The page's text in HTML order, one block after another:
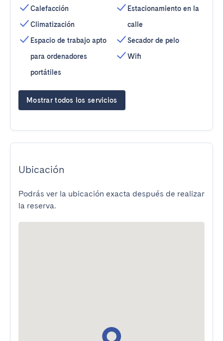
Calefacción
Climatización
Espacio de trabajo apto
para ordenadores
portátiles
Estacionamiento en la
calle
Secador de pelo
Wifi
Mostrar todos los servicios
Ubicación
Podrás ver la ubicación exacta después de realizar
la reserva.